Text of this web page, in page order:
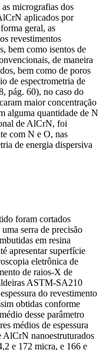
micrografias dos
aplicados por
geral, as
revestimentos
bem como isentos de
de maneira
bem como de poros
de espectrometria de
pág. 60), no caso do
maior concentração
alguma quantidade de N
de AlCrN, foi
com N e O, nas
de energia dispersiva
foram cortados
serra de precisão
em resina
apresentar superfície
eletrônica de
de raios-X de
ASTM-SA210
do revestimento
obtidas conforme
desse parâmetro
médios de espessura
AlCrN nanoestruturados
e 172 micra, e 166 e